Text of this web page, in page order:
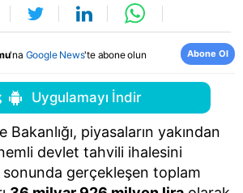
'na Google News'te abone olun Abone Ol
Uygulamayı İndir
Bakanlığı, piyasaların yakından
devlet tahvili ihalesini
sonunda gerçekleşen toplam